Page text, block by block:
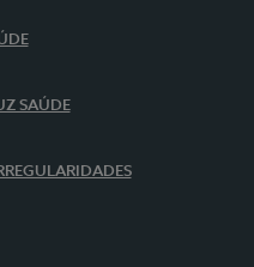
SAÚDE